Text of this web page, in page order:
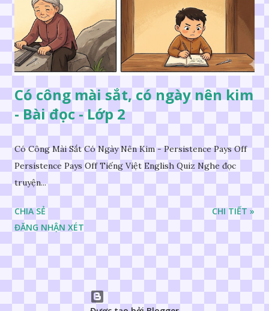
Có công mài sắt, có ngày nên kim
- Bài đọc - Lớp 2
Có Công Mài Sắt Có Ngày Nên Kim - Persistence Pays Off
Persistence Pays Off Tiếng Việt English Quiz Nghe đọc
truyện...
CHIA SẺ
ĐĂNG NHẬN XÉT
CHI TIẾT »